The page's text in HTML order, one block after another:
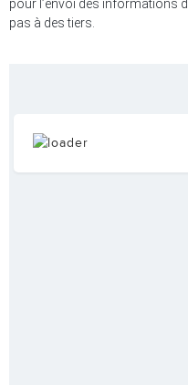
pour l’envoi des informations
pas à des tiers.